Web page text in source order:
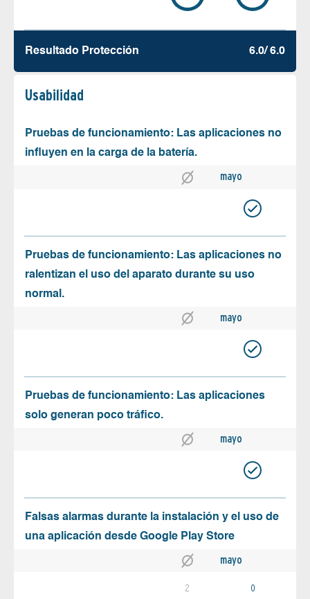
Resultado Protección 6.0/ 6.0
Usabilidad
Pruebas de funcionamiento: Las aplicaciones no
influyen en la carga de la batería.
mayo
Pruebas de funcionamiento: Las aplicaciones no
ralentizan el uso del aparato durante su uso
normal.
mayo
Pruebas de funcionamiento: Las aplicaciones
solo generan poco tráfico.
mayo
Falsas alarmas durante la instalación y el uso de
una aplicación desde Google Play Store
mayo
2 0